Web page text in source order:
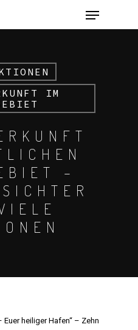
close
IM
–
heiliger Hafen“ – Zehn